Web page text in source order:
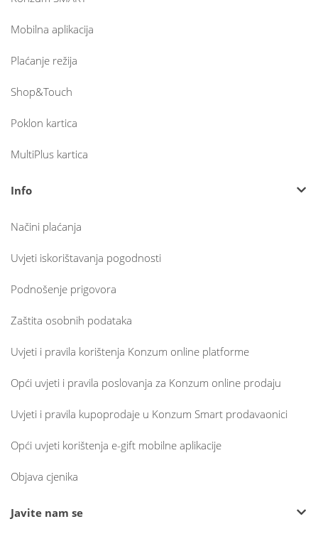
Mobilna aplikacija
Plaćanje režija
Shop&Touch
Poklon kartica
MultiPlus kartica
Info
Načini plaćanja
Uvjeti iskorištavanja pogodnosti
Podnošenje prigovora
Zaštita osobnih podataka
Uvjeti i pravila korištenja Konzum online platforme
Opći uvjeti i pravila poslovanja za Konzum online prodaju
Uvjeti i pravila kupoprodaje u Konzum Smart prodavaonici
Opći uvjeti korištenja e-gift mobilne aplikacije
Objava cjenika
Javite nam se